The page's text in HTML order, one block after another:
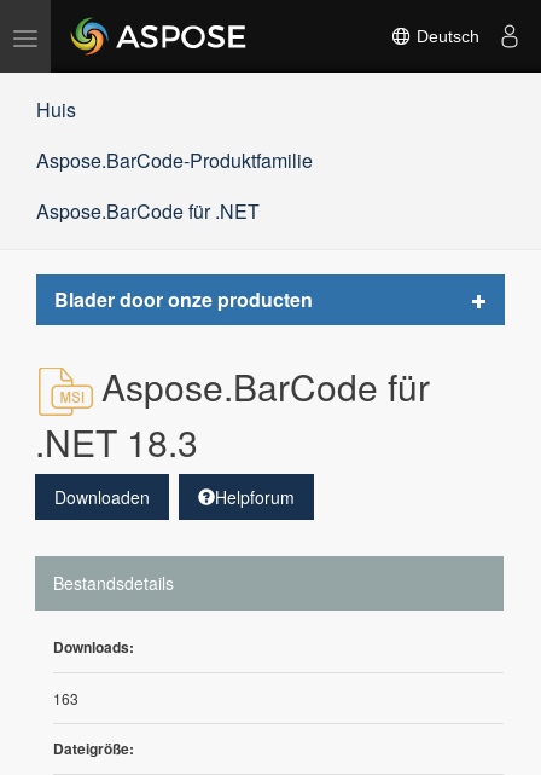
Navigation
umschalten
Deutsch
Huis
Aspose.BarCode-Produktfamilie
Aspose.BarCode für .NET
Blader door onze producten
Toggle
Aspose.BarCode für
.NET 18.3
Downloaden Helpforum
Bestandsdetails
Downloads:
163
Dateigröße: